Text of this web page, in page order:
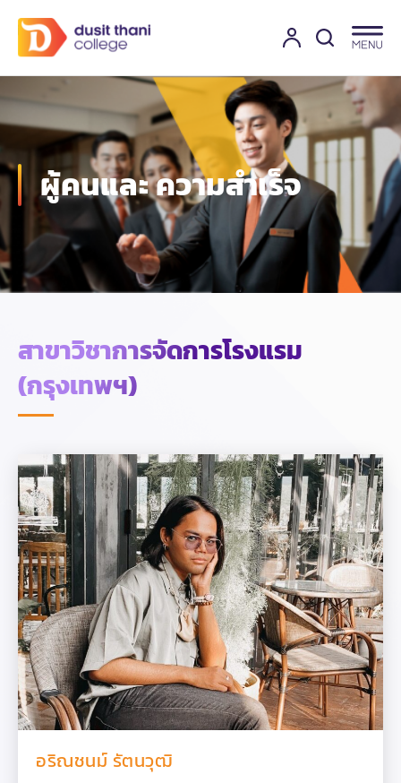
ผู้คนและความสำเร็จ
สาขาวิชาการจัดการโรงแรม
(กรุงเทพฯ)
อริณชนม์ รัตนวุฒิ